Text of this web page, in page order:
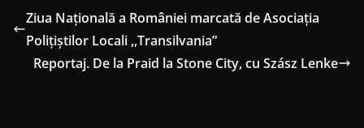
Ziua Națională a României marcată de Asociația
Polițiștilor Locali ,,Transilvania”
Reportaj. De la Praid la Stone City, cu Szász Lenke